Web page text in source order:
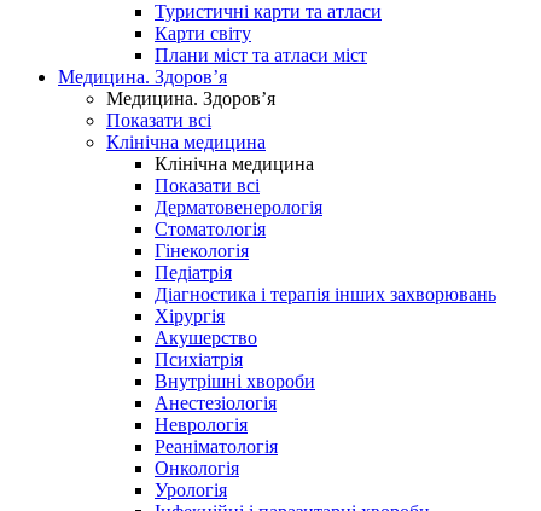
Туристичні карти та атласи
Карти світу
Плани міст та атласи міст
Медицина. Здоров’я
Медицина. Здоров’я
Показати всі
Клінічна медицина
Клінічна медицина
Показати всі
Дерматовенерологія
Стоматологія
Гінекологія
Педіатрія
Діагностика і терапія інших захворювань
Хірургія
Акушерство
Психіатрія
Внутрішні хвороби
Анестезіологія
Неврологія
Реаніматологія
Онкологія
Урологія